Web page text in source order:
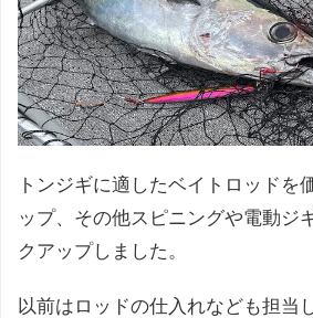
トンジギに適したベイトロッドを
ップ、その他スピニングや電動ジ
クアップしました。
以前はロッドの仕入れなども担当